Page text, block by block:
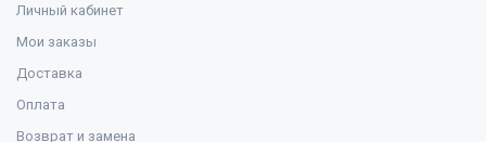
Личный кабинет
Мои заказы
Доставка
Оплата
Возврат и замена